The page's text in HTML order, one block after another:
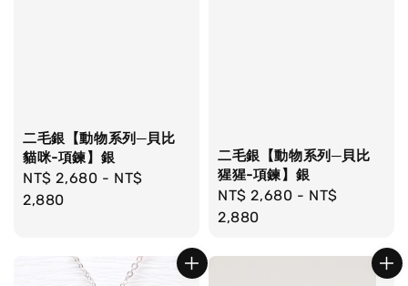
二毛銀【動物系列─貝比
貓咪-項鍊】銀
Regular
price
NT$ 2,680 - NT$
2,880
二毛銀【動物系列─貝比
猩猩-項鍊】銀
Regular
price
NT$ 2,680 - NT$
2,880